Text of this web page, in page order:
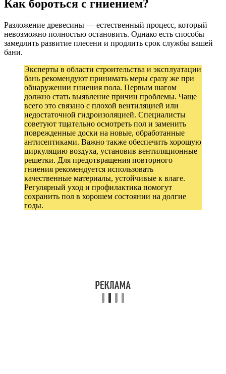
Как бороться с гниением?
Разложение древесины — естественный процесс, который
невозможно полностью остановить. Однако есть способы
замедлить развитие плесени и продлить срок службы вашей
бани.
Эксперты в области строительства и эксплуатации
бань рекомендуют принимать меры сразу же при
обнаружении гниения пола. Первым шагом
должно стать выявление причин проблемы. Чаще
всего это связано с плохой вентиляцией или
недостаточной гидроизоляцией. Специалисты
советуют тщательно осмотреть пол и заменить
поврежденные доски на новые, обработанные
антисептиками. Важно также обеспечить хорошую
циркуляцию воздуха, установив вентиляционные
решетки. Для предотвращения повторного
гниения рекомендуется использовать
качественные материалы, устойчивые к влаге.
Регулярный уход и профилактика помогут
сохранить пол в хорошем состоянии на долгие
годы.